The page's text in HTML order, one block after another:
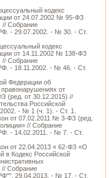
кодекс
от 24.07.2002 № 95-ФЗ
// Собрание
- 29.07.2002. - № 30. - Ст.
кодекс
от 14.11.2002 № 138-ФЗ
// Собрание
- 18.11.2002. - № 46. - Ст.
Федерации об
от
(ред. от 30.12.2015) //
Российской
- № 1 (ч. 1). - Ст. 1.
от 07.02.2011 № 3-ФЗ (ред.
// Собрание
- 14.02.2011. - № 7. - Ст.
от 22.04.2013 « 62-ФЗ «О
в Кодекс Российской
// Собрание
29.04.2013. - № 17. - Ст.